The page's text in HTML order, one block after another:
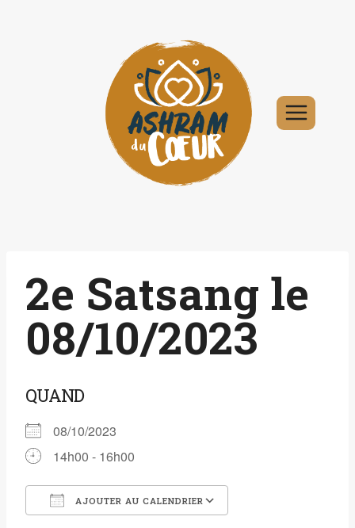
2e Satsang le
08/10/2023
QUAND
08/10/2023
14h00 - 16h00
AJOUTER AU CALENDRIER